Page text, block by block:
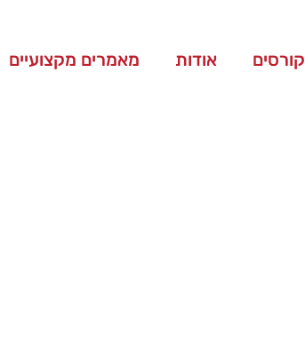
קורסים אודות מאמרים מקצועיים